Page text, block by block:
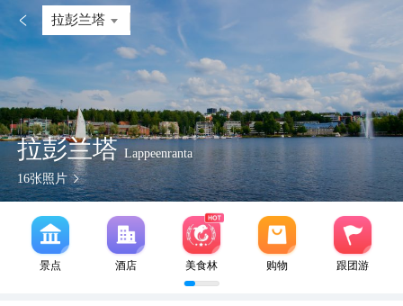
 拉彭兰塔
拉彭兰塔Lappeenranta
16张照片
景点 酒店 美食林 购物 跟团游